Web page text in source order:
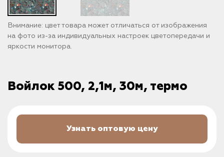
Внимание: цвет товара может отличаться от изображения
на фото из-за индивидуальных настроек цветопередачи и
яркости монитора.
Войлок 500, 2,1м, 30м, термо
Узнать оптовую цену